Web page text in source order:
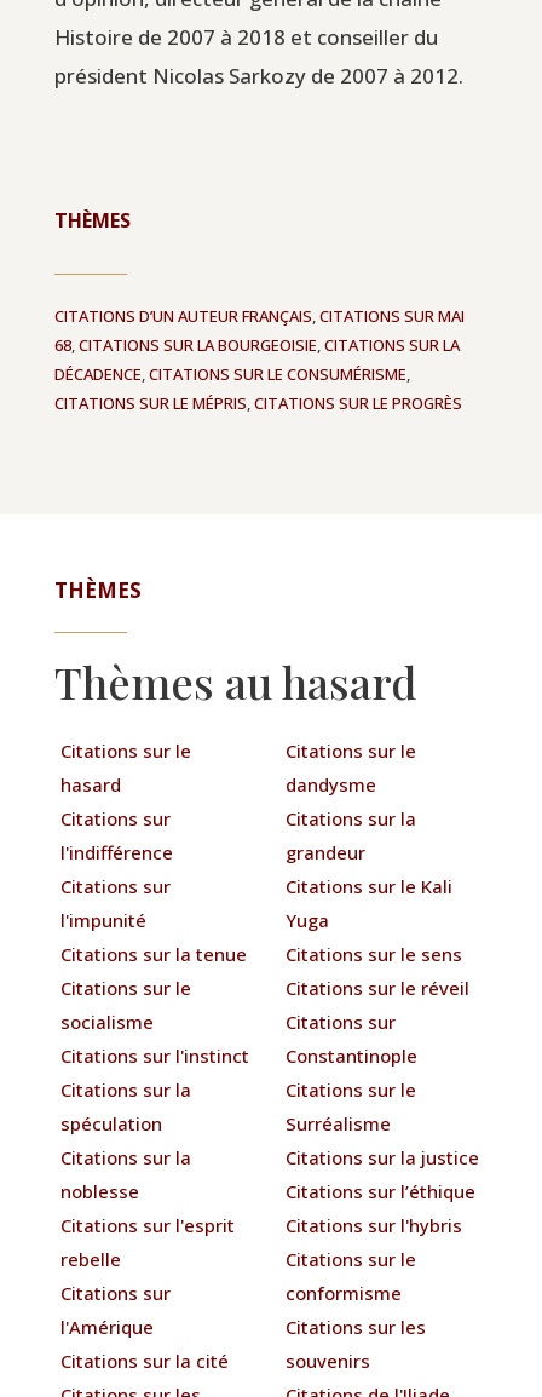
Histoire de 2007 à 2018 et conseiller du
président Nicolas Sarkozy de 2007 à 2012.
THÈMES
CITATIONS D’UN AUTEUR FRANÇAIS,CITATIONS SUR MAI
68,CITATIONS SUR LA BOURGEOISIE,CITATIONS SUR LA
DÉCADENCE,CITATIONS SUR LE CONSUMÉRISME,
CITATIONS SUR LE MÉPRIS,CITATIONS SUR LE PROGRÈS
THÈMES
Thèmes au hasard
Citations sur le
hasard
Citations sur
l'indifférence
Citations sur
l'impunité
Citations sur la tenue
Citations sur le
socialisme
Citations sur l'instinct
Citations sur la
spéculation
Citations sur la
noblesse
Citations sur l'esprit
rebelle
Citations sur
l'Amérique
Citations sur la cité
Citations sur le
dandysme
Citations sur la
grandeur
Citations sur le Kali
Yuga
Citations sur le sens
Citations sur le réveil
Citations sur
Constantinople
Citations sur le
Surréalisme
Citations sur la justice
Citations sur l’éthique
Citations sur l'hybris
Citations sur le
conformisme
Citations sur les
souvenirs